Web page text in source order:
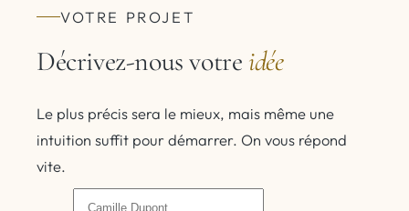
VOTRE PROJET
Décrivez-nous votre idée
Le plus précis sera le mieux, mais même une
intuition suffit pour démarrer. On vous répond
vite.